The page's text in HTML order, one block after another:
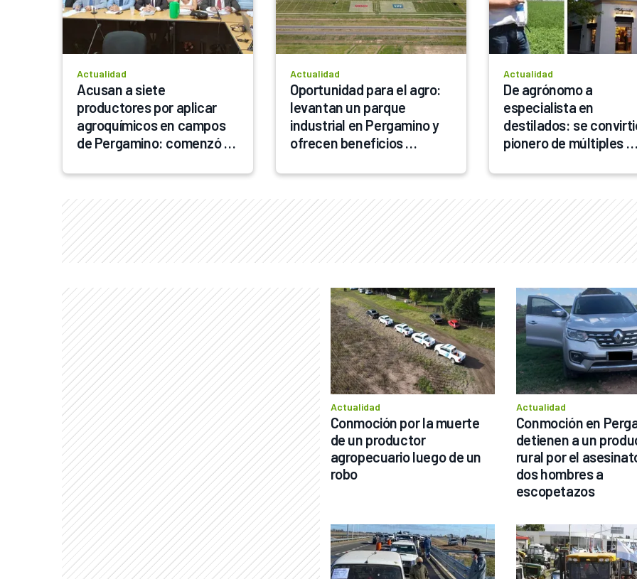
Actualidad
Acusan a siete
productores por aplicar
agroquímicos en campos
de Pergamino: comenzó el
Actualidad
Oportunidad para el agro:
levantan un parque
industrial en Pergamino y
ofrecen beneficios
comerciales
Actualidad
De agrónomo a
especialista en
destilados: se
pionero de múltiples
núcleo, en donde
productos únicos
Actualidad
Conmoción por la muerte
de un productor
agropecuario luego de un
robo
Actualidad
Conmoción en
detienen a un
rural por el
dos hombres a
escopetazos